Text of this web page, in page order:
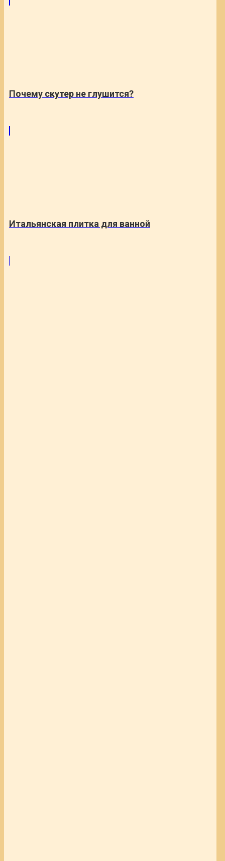
Почему скутер не глушится?
Итальянская плитка для ванной